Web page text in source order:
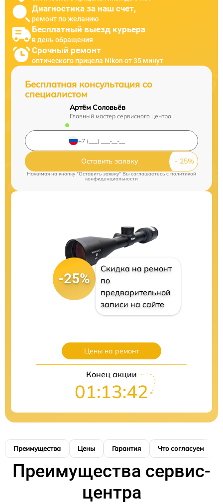
Диагностика за наш счет,
ремонт по желанию
Бесплатный выезд курьера
в день обращения
Срочный ремонт
оптического прицела Nikon от 35 минут
Бесплатная консультация со
специалистом
Артём Соловьёв
Главный мастер сервисного центра
Оставить заявку
Нажимая на кнопку "Оставить заявку" Вы соглашаетесь cполитикой
конфиденциальности
-25%
Скидка на ремонт
по
предварительной
записи на сайте
Цены на ремонт
Конец акции
01:13:41
Преимущества Цены Гарантия Что согласуем
Преимущества сервис-
центра